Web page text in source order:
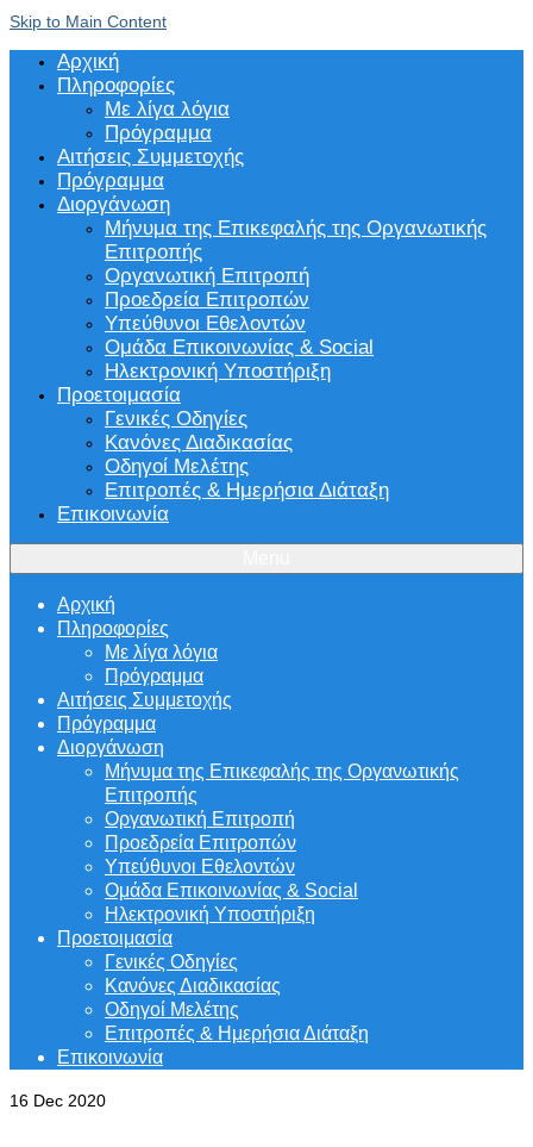
Skip to Main Content
Αρχική
Πληροφορίες
Με λίγα λόγια
Πρόγραμμα
Αιτήσεις Συμμετοχής
Πρόγραμμα
Διοργάνωση
Μήνυμα της Επικεφαλής της Οργανωτικής
Επιτροπής
Οργανωτική Επιτροπή
Προεδρεία Επιτροπών
Υπεύθυνοι Εθελοντών
Ομάδα Επικοινωνίας & Social
Ηλεκτρονική Υποστήριξη
Προετοιμασία
Γενικές Οδηγίες
Κανόνες Διαδικασίας
Οδηγοί Μελέτης
Επιτροπές & Ημερήσια Διάταξη
Επικοινωνία
Αρχική
Πληροφορίες
Με λίγα λόγια
Πρόγραμμα
Αιτήσεις Συμμετοχής
Πρόγραμμα
Διοργάνωση
Μήνυμα της Επικεφαλής της Οργανωτικής
Επιτροπής
Οργανωτική Επιτροπή
Προεδρεία Επιτροπών
Υπεύθυνοι Εθελοντών
Ομάδα Επικοινωνίας & Social
Ηλεκτρονική Υποστήριξη
Προετοιμασία
Γενικές Οδηγίες
Κανόνες Διαδικασίας
Οδηγοί Μελέτης
Επιτροπές & Ημερήσια Διάταξη
Επικοινωνία
16 Dec 2020